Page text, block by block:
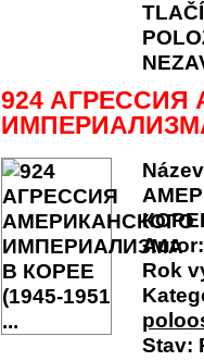
924
Autor:
Rok
Stav: